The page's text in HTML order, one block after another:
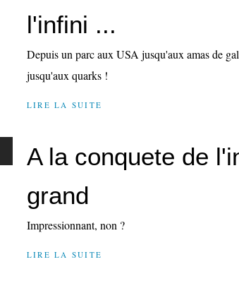
l'infini ...
Depuis un parc aux USA jusqu'aux amas de
jusqu'aux quarks !
LIRE LA SUITE
A la conquete de
grand
Impressionnant, non ?
LIRE LA SUITE